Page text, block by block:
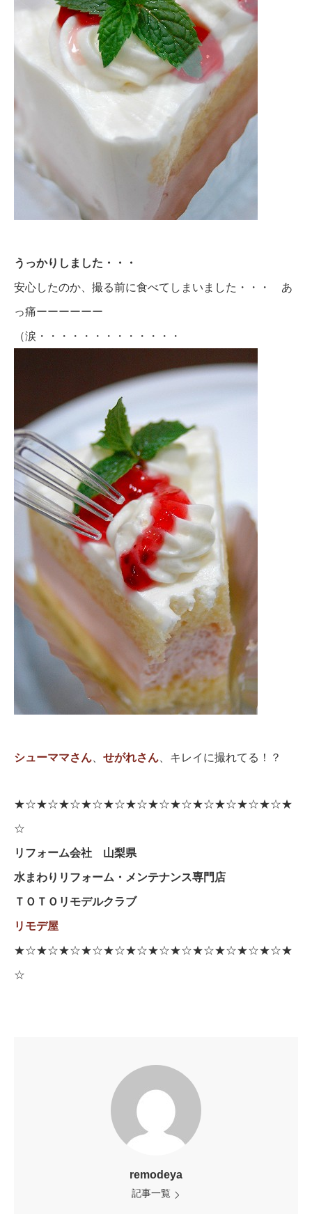
うっかりしました・・・
安心したのか、撮る前に食べてしまいました・・・ あ
っ痛ーーーーーー
（涙・・・・・・・・・・・・・
シューママさん せがれさん 、キレイに撮れてる！？
★☆★☆★☆★☆★☆★☆★☆★☆★☆★☆★☆★☆★
☆
リフォーム会社 山梨県
水まわりリフォーム・メンテナンス専門店
ＴＯＴＯリモデルクラブ
リモデ屋
★☆★☆★☆★☆★☆★☆★☆★☆★☆★☆★☆★☆★
☆
remodeya
記事一覧